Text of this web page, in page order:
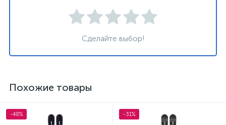
Сделайте выбор!
Похожие товары
-48% -31%